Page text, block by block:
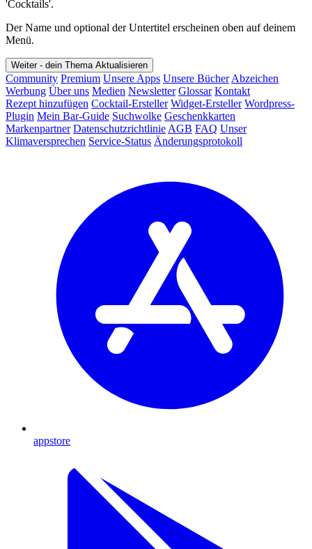
'Cocktails'.
Der Name und optional der Untertitel erscheinen oben auf deinem
Menü.
Weiter - dein Thema Aktualisieren
Community Premium Unsere Apps Unsere Bücher Abzeichen
Werbung Über uns Medien Newsletter Glossar Kontakt
Rezept hinzufügen Cocktail-Ersteller Widget-Ersteller Wordpress-
Plugin Mein Bar-Guide Suchwolke Geschenkkarten
Markenpartner Datenschutzrichtlinie AGB FAQ Unser
Klimaversprechen Service-Status Änderungsprotokoll
appstore